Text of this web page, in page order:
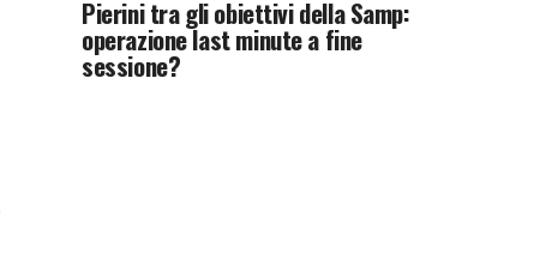
Pierini tra gli obiettivi della Samp:
operazione last minute a fine
sessione?